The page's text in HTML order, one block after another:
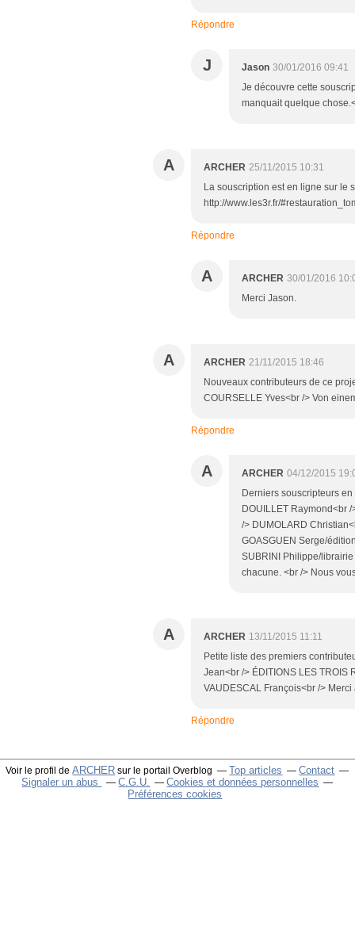
Répondre
J Jason 30/01/2016 09:41
Je découvre cette
manquait quelque
A ARCHER 25/11/2015 10:31
La souscription est en ligne sur le
http://www.les3r.fr/
Répondre
A ARCHER 30/01/2016
Merci Jason.
A ARCHER 21/11/2015 18:46
Nouveaux contributeurs de ce
COURSELLE Yves<br /> Von
Répondre
A ARCHER 04/12/2015
Derniers souscripteurs
DOUILLET Raymond<br
/> DUMOLARD
GOASGUEN Serge/
SUBRINI Philippe/
chacune. <br /> Nous
A ARCHER 13/11/2015 11:11
Petite liste des premiers
Jean<br /> ÉDITIONS LES TROIS
VAUDESCAL François<br /> Merci
Répondre
Voir le profil deARCHER sur le portail Overblog Top articles
Contact
Signaler un abus
C.G.U.
Cookies et données personnelles
Préférences cookies